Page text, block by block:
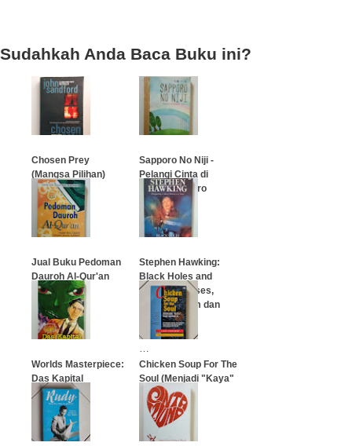
Sudahkah Anda Baca Buku ini?
Chosen Prey
(Mangsa Pilihan)
Sapporo No Niji -
Pelangi Cinta di
Langit Sapporo
…
Jual Buku Pedoman
Dauroh Al-Qur'an
…
Stephen Hawking:
Black Holes and
Baby Universes,
Lubang Hitam dan
Jagat Bayi
Worlds Masterpiece:
Das Kapital
Chicken Soup For The
Soul (Menjadi "Kaya"
dan Bahagia)